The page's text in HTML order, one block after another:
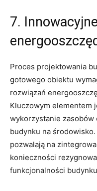
7.
Proces projektowania⁣
gotowego‌ obiektu
rozwiązań
Kluczowym elementem​
wykorzystanie zasobów
budynku na
‌pozwalają na
konieczności
funkcjonalności